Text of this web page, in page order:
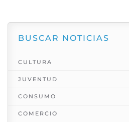
BUSCAR NOTICIAS
CULTURA
JUVENTUD
CONSUMO
COMERCIO